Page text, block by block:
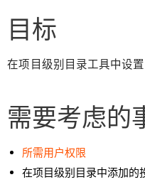
目标
在项目级别目录工具中设
需要考虑的
所需用户权限
在项目级别目录中添加的